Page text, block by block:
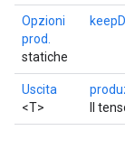
Opzioni
prod.
statiche
Uscita
<T>
Il